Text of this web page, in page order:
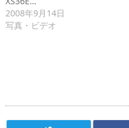
2008年9月14日
写真・ビデオ